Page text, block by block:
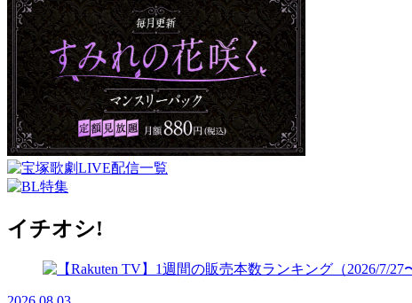
イチオシ!